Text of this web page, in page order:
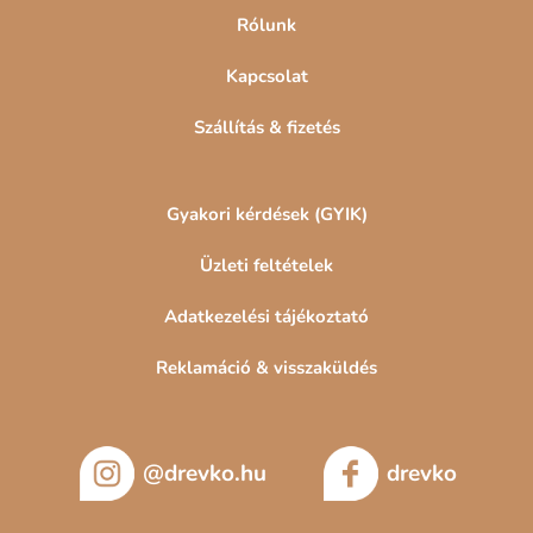
m
i
Rólunk
Kapcsolat
Szállítás & fizetés
Gyakori kérdések (GYIK)
Üzleti feltételek
Adatkezelési tájékoztató
Reklamáció & visszaküldés
@drevko.hu drevko